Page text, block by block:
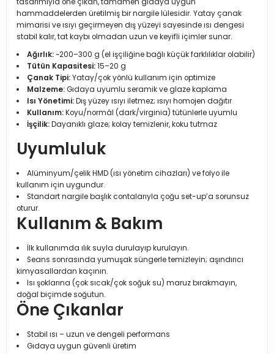
hammaddelerden üretilmiş bir nargile lülesidir. Yatay çanak
mimarisi ve ısıyı geçirmeyen dış yüzeyi sayesinde ısı dengesi
stabil kalır, tat kaybı olmadan uzun ve keyifli içimler sunar.
Ağırlık:~200–300 g (el işçiliğine bağlı küçük farklılıklar olabilir)
Tütün Kapasitesi:15–20 g
Çanak Tipi:Yatay/çok yönlü kullanım için optimize
Malzeme:Gıdaya uyumlu seramik ve glaze kaplama
Isı Yönetimi:Dış yüzey ısıyı iletmez; ısıyı homojen dağıtır
Kullanım:Koyu/normâl (dark/virginia) tütünlerle uyumlu
İşçilik:Dayanıklı glaze; kolay temizlenir, koku tutmaz
Uyumluluk
Alüminyum/çelik HMD (ısı yönetim cihazları) ve folyo ile
kullanım için uygundur.
Standart nargile başlık contalarıyla çoğu set-up’a sorunsuz
oturur.
Kullanım & Bakım
İlk kullanımda ılık suyla durulayıp kurulayın.
Seans sonrasında yumuşak süngerle temizleyin; aşındırıcı
kimyasallardan kaçının.
Isı şoklarına (çok sıcak/çok soğuk su) maruz bırakmayın,
doğal biçimde soğutun.
Öne Çıkanlar
Stabil ısı – uzun ve dengeli performans
Gıdaya uygun güvenli üretim